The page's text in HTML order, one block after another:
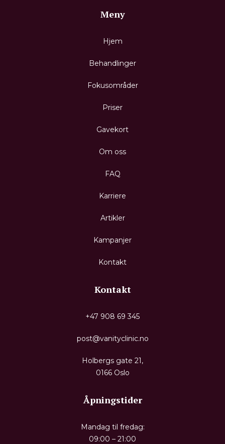
Meny
Hjem
Behandlinger
Fokusområder
Priser
Gavekort
Om oss
FAQ
Karriere
Artikler
Kampanjer
Kontakt
Kontakt
+47 908 69 345
post@vanityclinic.no
Holbergs gate 21,
0166 Oslo
Åpningstider
Mandag til fredag:
09:00 – 21:00